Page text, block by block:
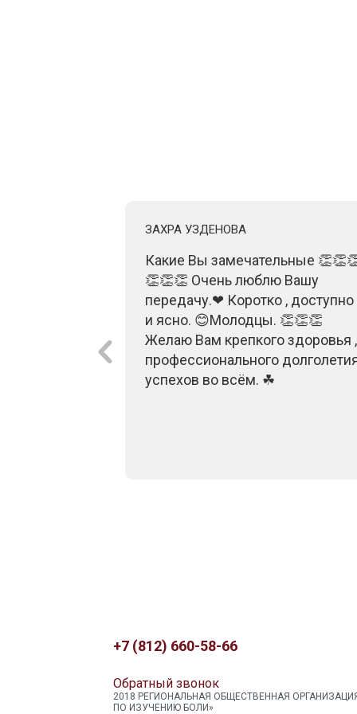
ЗАХРА УЗДЕНОВА
Какие Вы замечательные
👏👏👏 Очень люблю Вашу
передачу.❤ Коротко , доступно
и ясно. 😊Молодцы. 👏👏👏
Желаю Вам крепкого здоровья ,
профессионального
успехов во всём. ☘
+7 (812) 660-58-66
Обратный звонок
2018 РЕГИОНАЛЬНАЯ ОБЩЕСТВЕННАЯ
ПО ИЗУЧЕНИЮ БОЛИ»